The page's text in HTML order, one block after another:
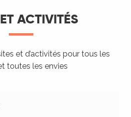
ACTIVITÉS
et d’activités pour tous les
toutes les envies